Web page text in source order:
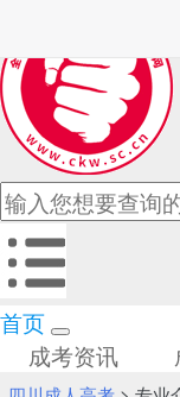
首页
成考资讯